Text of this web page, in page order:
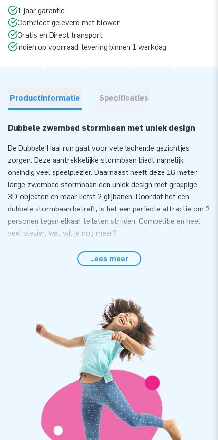
1 jaar garantie
Compleet geleverd met blower
Gratis en Direct transport
Indien op voorraad, levering binnen 1 werkdag
Productinformatie Specificaties
Dubbele zwembad stormbaan met uniek design
De Dubbele Haai run gaat voor vele lachende gezichtjes
zorgen. Deze aantrekkelijke stormbaan biedt namelijk
oneindig veel speelplezier. Daarnaast heeft deze 16 meter
lange zwembad stormbaan een uniek design met grappige
3D-objecten en maar liefst 2 glijbanen. Doordat het een
dubbele stormbaan betreft, is het een perfecte attractie om 2
personen tegen elkaar te laten strijden. Competitie en heel
veel plezier, wat wil je nog meer?
Veiligheid gaat voor alles
waterspelen zijn volgens de NEN-EN 15649:2009 veiligheids-
en kwaliteitsnorm gecertificeerd. Bij elke waterattractie
ontvang je een erkend keuringscertificaat, logboek en
gebruikershandleiding. Aan de verankerpunten dien je
verankermateriaal te bevestigen, zodat de attractie op zijn
plaats blijft en niet te dicht naar andere objecten drijft. Op
deze manier heb jij alles snel compleet voor een geweldige
Sterke PVC doeken
Omdat wij trots zijn op onze producten, stellen we er hoge
eisen aan. Om de kwaliteit te garanderen, gebruiken wij
Lees meer